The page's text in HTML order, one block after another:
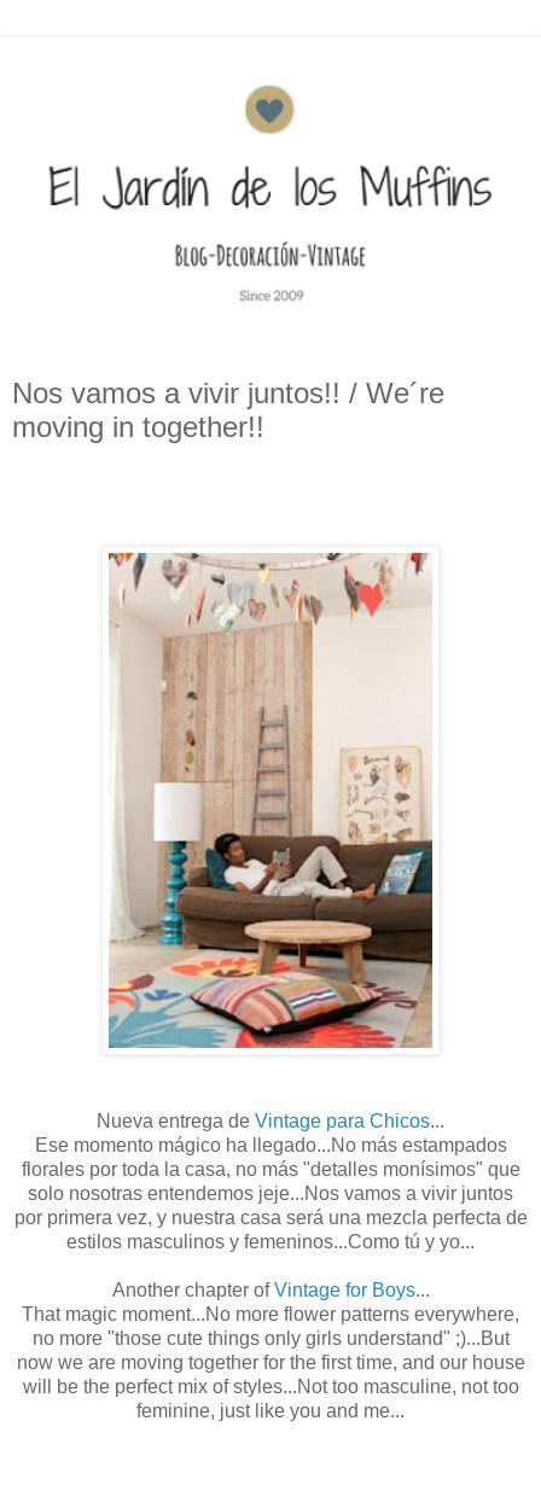
Nos vamos a vivir juntos!! / We´re
moving in together!!
Nueva entrega de Vintage para Chicos...
Ese momento mágico ha llegado...No más estampados
florales por toda la casa, no más "detalles monísimos" que
solo nosotras entendemos jeje...Nos vamos a vivir juntos
por primera vez, y nuestra casa será una mezcla perfecta de
estilos masculinos y femeninos...Como tú y yo...
Another chapter ofVintage for Boys...
That magic moment...No more flower patterns everywhere,
no more "those cute things only girls understand" ;)...But
now we are moving together for the first time, and our house
will be the perfect mix of styles...Not too masculine, not too
feminine, just like you and me...